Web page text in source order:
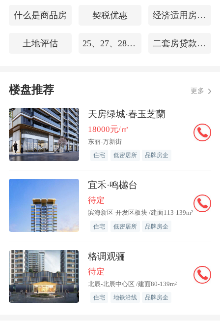
会办公室、活动室、安全用房、电商配送
邮政所、居民健身场地、组团绿地、10K
线电视设备间、消防安防控制室、垃圾分
类投放点、城市雕塑等内容。
二期配套设施将包括物业管理用房、业委
会办公室、活动室、安全用房、电商配送
点、社区文化活动站、社区卫生服务站、
V公用变电站、换热站、电信设备间、有
线电视设备间、消防安防控制室、垃圾分
类投放点、城市雕塑等内容。
什么是商品房 契税优惠 经济适用房买卖合同
土地评估 25、27、28小高层几楼最好 二套房贷款利率计算
楼盘推荐 更多
天房绿城·春玉芝蘭
18000元/㎡
东丽-万新街
住宅 低密居所 品牌房企
宜禾·鸣樾台
待定
滨海新区-开发区板块 /建面113-139m²
住宅 低密居所 品牌房企
格调观骊
待定
北辰-北辰中心区 /建面80-139m²
住宅 地铁沿线 品牌房企